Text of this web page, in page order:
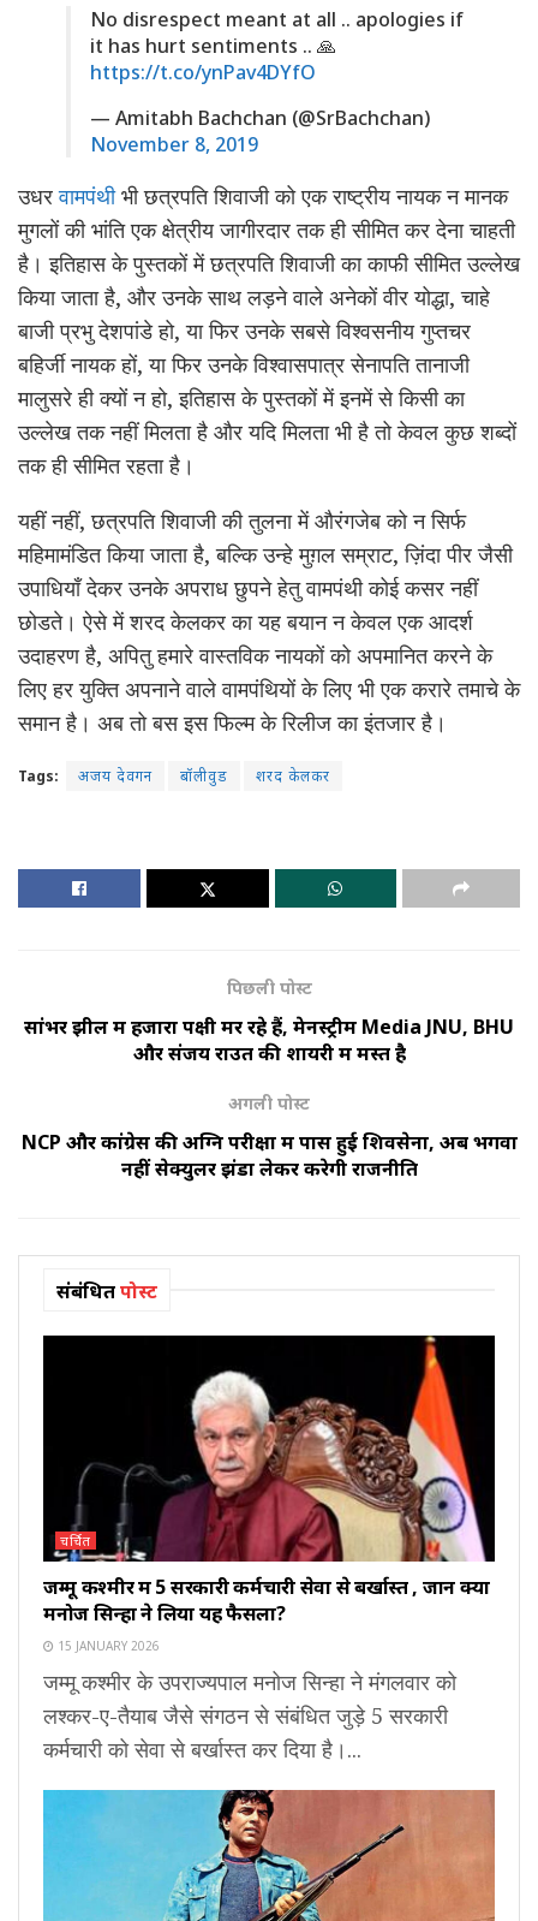
No disrespect meant at all .. apologies if
it has hurt sentiments .. 🙏
https://t.co/ynPav4DYfO
— Amitabh Bachchan (@SrBachchan)
November 8, 2019
उधरवामपंथीभी छत्रपति शिवाजी को एक राष्ट्रीय नायक न मानक
मुगलों की भांति एक क्षेत्रीय जागीरदार तक ही सीमित कर देना चाहती
है। इतिहास के पुस्तकों में छत्रपति शिवाजी का काफी सीमित उल्लेख
किया जाता है, और उनके साथ लड़ने वाले अनेकों वीर योद्धा, चाहे
बाजी प्रभु देशपांडे हो, या फिर उनके सबसे विश्वसनीय गुप्तचर
बहिर्जी नायक हों, या फिर उनके विश्वासपात्र सेनापति तानाजी
मालुसरे ही क्यों न हो, इतिहास के पुस्तकों में इनमें से किसी का
उल्लेख तक नहीं मिलता है और यदि मिलता भी है तो केवल कुछ शब्दों
तक ही सीमित रहता है।
यहीं नहीं, छत्रपति शिवाजी की तुलना में औरंगजेब को न सिर्फ
महिमामंडित किया जाता है, बल्कि उन्हे मुग़ल सम्राट, ज़िंदा पीर जैसी
उपाधियाँ देकर उनके अपराध छुपने हेतु वामपंथी कोई कसर नहीं
छोडते। ऐसे में शरद केलकर का यह बयान न केवल एक आदर्श
उदाहरण है, अपितु हमारे वास्तविक नायकों को अपमानित करने के
लिए हर युक्ति अपनाने वाले वामपंथियों के लिए भी एक करारे तमाचे के
समान है। अब तो बस इस फिल्म के रिलीज का इंतजार है।
Tags: अजय देवगन बॉलीवुड शरद केलकर
पिछली पोस्ट
सांभर झील में हजारों पक्षी मर रहे हैं, मेनस्ट्रीम Media JNU, BHU
और संजय राउत की शायरी में मस्त है
अगली पोस्ट
NCP और कांग्रेस की अग्नि परीक्षा में पास हुई शिवसेना, अब भगवा
नहीं सेक्युलर झंडा लेकर करेगी राजनीति
संबंधितपोस्ट
चर्चित
जम्मू कश्मीर में 5 सरकारी कर्मचारी सेवा से बर्खास्त , जानें क्यों
मनोज सिन्हा ने लिया यह फैसला?
15 JANUARY 2026
जम्मू कश्मीर के उपराज्यपाल मनोज सिन्हा ने मंगलवार को
लश्कर-ए-तैयाब जैसे संगठन से संबंधित जुड़े 5 सरकारी
कर्मचारी को सेवा से बर्खास्त कर दिया है।...